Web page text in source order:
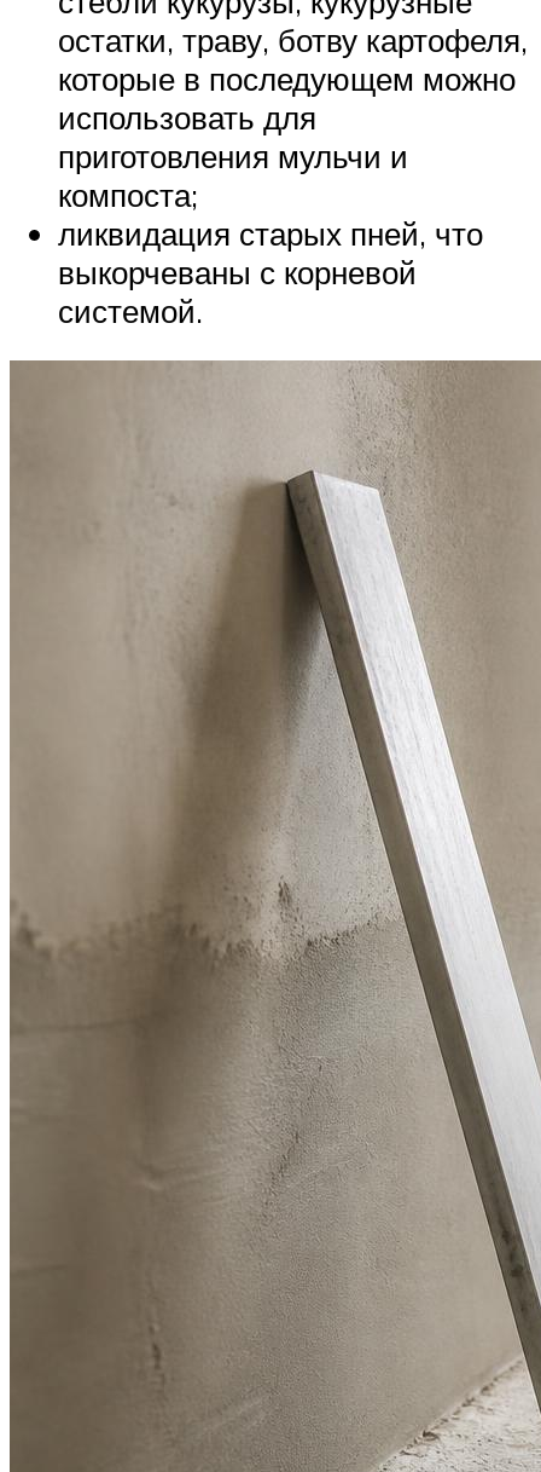
остатки, траву, ботву картофеля,
которые в последующем можно
использовать для
приготовления мульчи и
компоста;
ликвидация старых пней, что
выкорчеваны с корневой
системой.